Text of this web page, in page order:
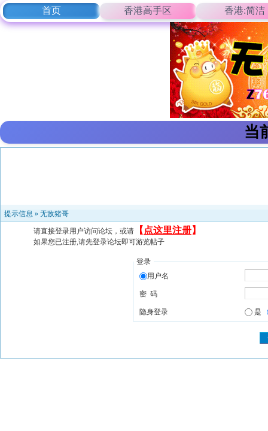
首页 香港高手区 香港:简洁
当
提示信息 » 无敌猪哥
请直接登录用户访问论坛，或请 【 点这里注册】
如果您已注册,请先登录论坛即可游览帖子
登录
用户名
密 码
隐身登录 是